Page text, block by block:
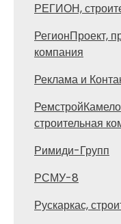
РЕГИОН,
РегионПроект,
компания
Реклама и
строительная
Римиди-Групп
РСМУ-8
Рускаркас,